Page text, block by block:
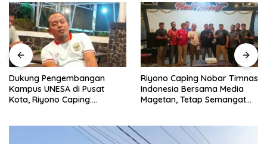
Dukung Pengembangan
Kampus UNESA di Pusat
Kota, Riyono Caping:
Riyono Caping Nobar Timnas
Indonesia Bersama Media
Magetan, Tetap Semangat